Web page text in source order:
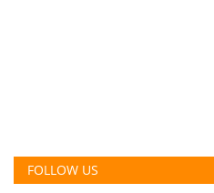
FOLLOW US